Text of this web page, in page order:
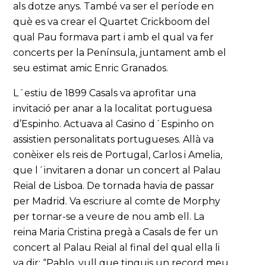
als dotze anys. També va ser el període en
què es va crear el Quartet Crickboom del
qual Pau formava part i amb el qual va fer
concerts per la Península, juntament amb el
seu estimat amic Enric Granados.
L´estiu de 1899 Casals va aprofitar una
invitació per anar a la localitat portuguesa
d’Espinho. Actuava al Casino d´Espinho on
assistien personalitats portugueses. Allà va
conèixer els reis de Portugal, Carlos i Amelia,
que l´invitaren a donar un concert al Palau
Reial de Lisboa. De tornada havia de passar
per Madrid. Va escriure al comte de Morphy
per tornar-se a veure de nou amb ell. La
reina Maria Cristina pregà a Casals de fer un
concert al Palau Reial al final del qual ella li